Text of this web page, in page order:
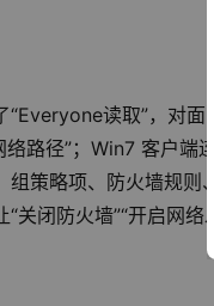
读取”，对
路径”；Win7 客户端
组策略项、防火墙规
关闭防火墙”“开启网